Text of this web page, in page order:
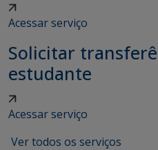
Acessar serviço
Solicitar
estudante
Acessar serviço
Ver todos os serviços